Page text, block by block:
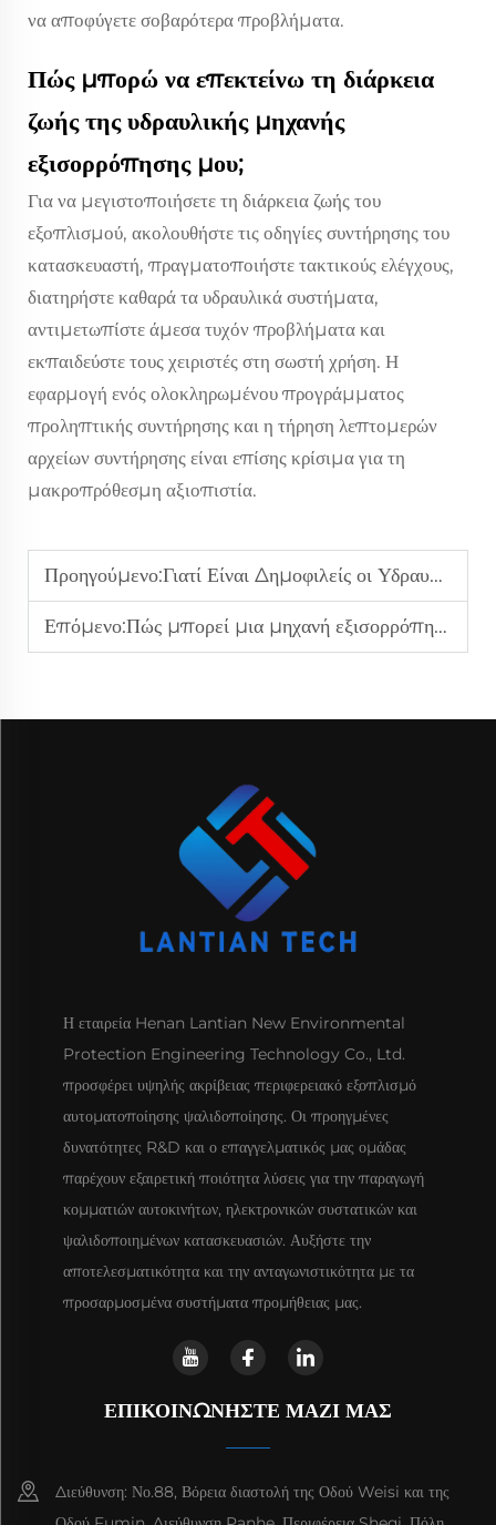
να αποφύγετε σοβαρότερα προβλήματα.
Πώς μπορώ να επεκτείνω τη διάρκεια
ζωής της υδραυλικής μηχανής
εξισορρόπησης μου;
Για να μεγιστοποιήσετε τη διάρκεια ζωής του
εξοπλισμού, ακολουθήστε τις οδηγίες συντήρησης του
κατασκευαστή, πραγματοποιήστε τακτικούς ελέγχους,
διατηρήστε καθαρά τα υδραυλικά συστήματα,
αντιμετωπίστε άμεσα τυχόν προβλήματα και
εκπαιδεύστε τους χειριστές στη σωστή χρήση. Η
εφαρμογή ενός ολοκληρωμένου προγράμματος
προληπτικής συντήρησης και η τήρηση λεπτομερών
αρχείων συντήρησης είναι επίσης κρίσιμα για τη
μακροπρόθεσμη αξιοπιστία.
Προηγούμενο:Γιατί Είναι Δημοφιλείς οι Υδραυλικές Μηχανές Επίπεδωσης στην Επεξεργασία Χάλυβα της Κατασκευαστικής Βιομηχανίας;
Επόμενο:Πώς μπορεί μια μηχανή εξισορρόπησης να βοηθήσει στη μείωση της παραμόρφωσης κατά τη συγκόλληση;
Η εταιρεία Henan Lantian New Environmental
Protection Engineering Technology Co., Ltd.
προσφέρει υψηλής ακρίβειας περιφερειακό εξοπλισμό
αυτοματοποίησης ψαλιδοποίησης. Οι προηγμένες
δυνατότητες R&D και ο επαγγελματικός μας ομάδας
παρέχουν εξαιρετική ποιότητα λύσεις για την παραγωγή
κομματιών αυτοκινήτων, ηλεκτρονικών συστατικών και
ψαλιδοποιημένων κατασκευασιών. Αυξήστε την
αποτελεσματικότητα και την ανταγωνιστικότητα με τα
προσαρμοσμένα συστήματα προμήθειας μας.
ΕΠΙΚΟΙΝΩΝΗΣΤΕ ΜΑΖΙ ΜΑΣ
Διεύθυνση: Νο.88, Βόρεια διαστολή της Οδού Weisi και της